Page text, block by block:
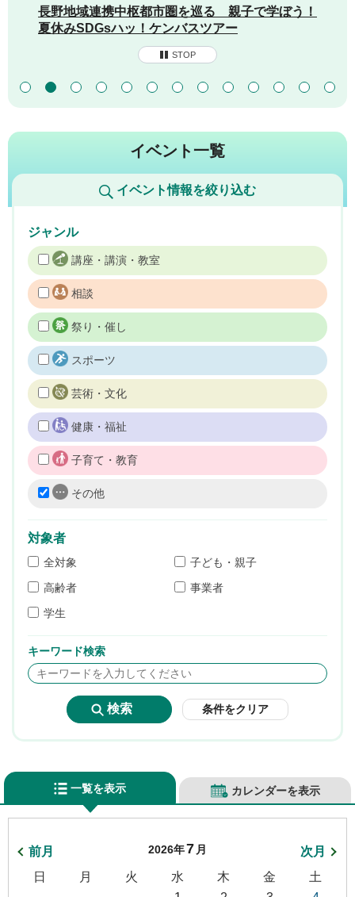
長野地域連携中枢都市圏を巡る 親子で学ぼう！
夏休みSDGsハッ！ケンバスツアー
STOP
イベント一覧
イベント情報を絞り込む
ジャンル
講座・講演・教室
相談
祭り・催し
スポーツ
芸術・文化
健康・福祉
子育て・教育
その他
対象者
全対象
子ども・親子
高齢者
事業者
学生
キーワード検索
条件をクリア
一覧を表示 カレンダーを表示
前月 2026年7 月
次月
日
月 火 水 木 金
土